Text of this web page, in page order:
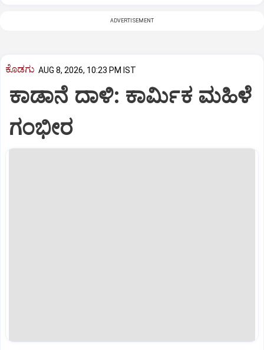
ADVERTISEMENT
ಕೊಡಗು AUG 8, 2026, 10:23 PM IST
ಕಾಡಾನೆ ದಾಳಿ: ಕಾರ್ಮಿಕ ಮಹಿಳೆ
ಗಂಭೀರ